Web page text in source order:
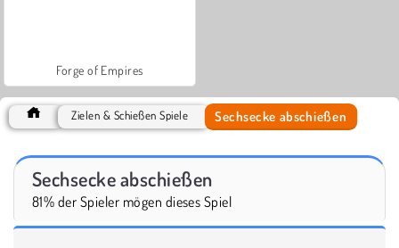
Forge of Empires
Zielen & Schießen Spiele Sechsecke abschießen
Sechsecke abschießen
81% der Spieler mögen dieses Spiel